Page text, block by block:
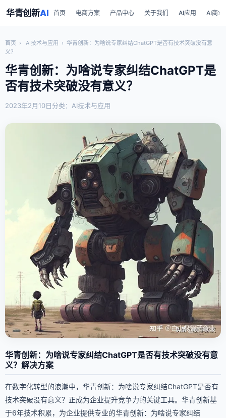
华青创新AI 首页 电商方案 产品中心 关于我们 AI应用 AI商业
首页 › AI技术与应用 › 华青创新：为啥说专家纠结ChatGPT是否有技术突破没有意
义？
华青创新：为啥说专家纠结ChatGPT是
否有技术突破没有意义？
2023年2月10日分类：AI技术与应用
华青创新：为啥说专家纠结ChatGPT是否有技术突破没有意
义？解决方案
在数字化转型的浪潮中，华青创新：为啥说专家纠结ChatGPT是否有
技术突破没有意义？正成为企业提升竞争力的关键工具。华青创新基
于6年技术积累，为企业提供专业的华青创新：为啥说专家纠结